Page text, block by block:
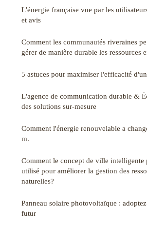
L'énergie française vue par les
et avis
Comment les communautés riveraines
gérer de manière durable les ressources
5 astuces pour maximiser l'efficacité
L'agence de communication durable &
des solutions sur-mesure
Comment l'énergie renouvelable a
m.
Comment le concept de ville intelligente
utilisé pour améliorer la gestion des
naturelles?
Panneau solaire photovoltaïque :
futur